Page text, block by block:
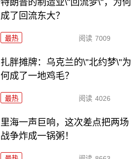
特朗普的制造业\"回流梦\"，为何
成了回流东大？
最热 阅读 7009
扎胖摊牌：乌克兰的\"北约梦\"为
何成了一地鸡毛？
最热 阅读 4026
里海一声巨响，这次差点把两场
战争炸成一锅粥！